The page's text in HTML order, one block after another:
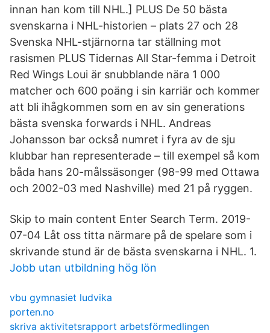
innan han kom till NHL.] PLUS De 50 bästa
svenskarna i NHL-historien – plats 27 och 28
Svenska NHL-stjärnorna tar ställning mot
rasismen PLUS Tidernas All Star-femma i Detroit
Red Wings Loui är snubblande nära 1 000
matcher och 600 poäng i sin karriär och kommer
att bli ihågkommen som en av sin generations
bästa svenska forwards i NHL. Andreas
Johansson bar också numret i fyra av de sju
klubbar han representerade – till exempel så kom
båda hans 20-målssäsonger (98-99 med Ottawa
och 2002-03 med Nashville) med 21 på ryggen.
Skip to main content Enter Search Term. 2019-
07-04 Låt oss titta närmare på de spelare som i
skrivande stund är de bästa svenskarna i NHL. 1.
Jobb utan utbildning hög lön
vbu gymnasiet ludvika
porten.no
skriva aktivitetsrapport arbetsförmedlingen